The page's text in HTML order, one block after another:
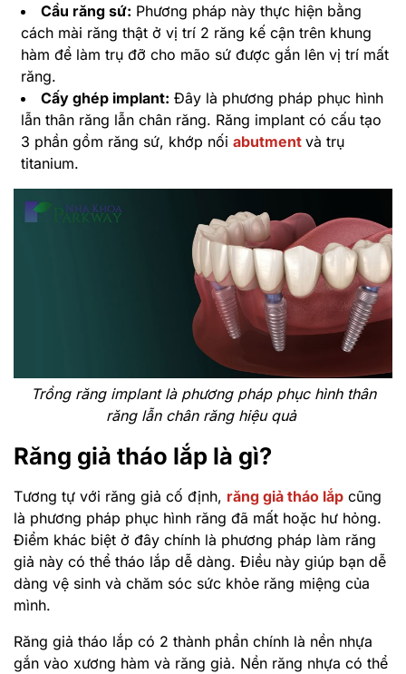
Cầu răng sứ: Phương pháp này thực hiện bằng
cách mài răng thật ở vị trí 2 răng kế cận trên khung
hàm để làm trụ đỡ cho mão sứ được gắn lên vị trí mất
răng.
Cấy ghép implant: Đây là phương pháp phục hình
lẫn thân răng lẫn chân răng. Răng implant có cấu tạo
3 phần gồm răng sứ, khớp nối abutment và trụ
titanium.
Trồng răng implant là phương pháp phục hình thân
răng lẫn chân răng hiệu quả
Răng giả tháo lắp là gì?
Tương tự với răng giả cố định, răng giả tháo lắp cũng
là phương pháp phục hình răng đã mất hoặc hư hỏng.
Điểm khác biệt ở đây chính là phương pháp làm răng
giả này có thể tháo lắp dễ dàng. Điều này giúp bạn dễ
dàng vệ sinh và chăm sóc sức khỏe răng miệng của
mình.
Răng giả tháo lắp có 2 thành phần chính là nền nhựa
gắn vào xương hàm và răng giả. Nền răng nhựa có thể